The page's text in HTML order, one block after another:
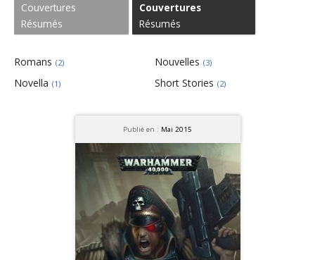
Couvertures
Résumés
Couvertures
Résumés
Romans (2) Nouvelles (3)
Novella (1) Short Stories (2)
Publié en : Mai 2015